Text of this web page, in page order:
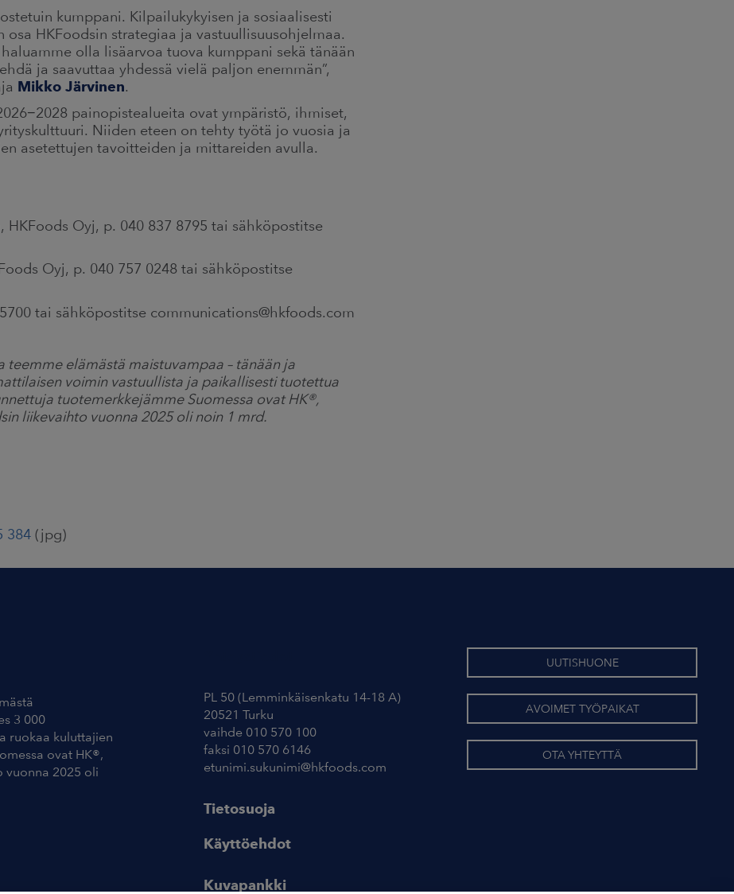
kumppani. Kilpailukykyisen ja sosiaalisesti
HKFoodsin strategiaa ja vastuullisuusohjelmaa.
olla lisäarvoa tuova kumppani sekä tänään
ja saavuttaa yhdessä vielä paljon enemmän”,
Mikko Järvinen.
painopistealueita ovat ympäristö, ihmiset,
Niiden eteen on tehty työtä jo vuosia ja
asetettujen tavoitteiden ja mittareiden avulla.
Oyj, p. 040 837 8795 tai sähköpostitse
Oyj, p. 040 757 0248 tai sähköpostitse
tai sähköpostitse communications@hkfoods.com
teemme elämästä maistuvampaa – tänään ja
voimin vastuullista ja paikallisesti tuotettua
tuotemerkkejämme Suomessa ovat HK®,
liikevaihto vuonna 2025 oli noin 1 mrd.
384 (jpg)
3 000
ruokaa kuluttajien
ovat HK®,
vuonna 2025 oli
PL 50 (Lemminkäisenkatu 14-18 A)
20521 Turku
vaihde 010 570 100
faksi 010 570 6146
etunimi.sukunimi@hkfoods.com
Tietosuoja
Käyttöehdot
Kuvapankki
UUTISHUONE
AVOIMET TYÖPAIKAT
OTA YHTEYTTÄ